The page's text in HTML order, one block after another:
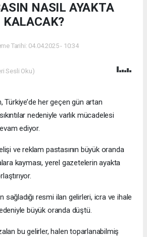
NASIL AYAKTA
KALACAK?
Tarihi: 04.04.2025 - 10:34
Sesli Oku)
Türkiye’de her geçen gün artan
nedeniyle varlık mücadelesi
ediyor.
ve reklam pastasının büyük oranda
kayması, yerel gazetelerin ayakta
sağladığı resmi ilan gelirleri, icra ve ihale
büyük oranda düştü.
bu gelirler, halen toparlanabilmiş